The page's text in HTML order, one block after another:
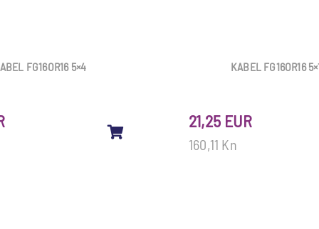
FG16OR16 5×4 KABEL FG16OR16
160,11 Kn
21,25 EUR